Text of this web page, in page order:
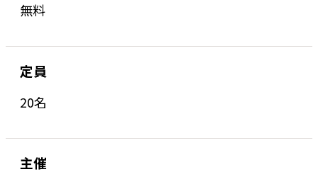
無料
定員
20名
主催